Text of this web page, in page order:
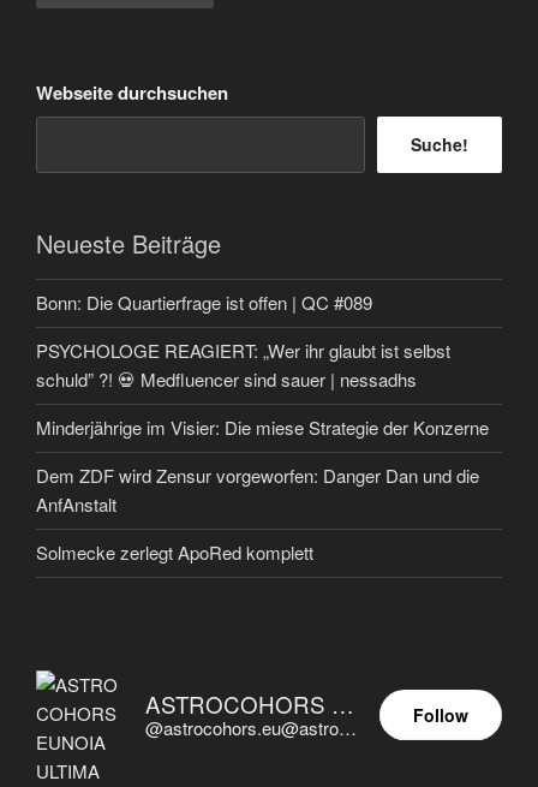
Beiträge
Webseite durchsuchen
Suche!
Neueste Beiträge
Bonn: Die Quartierfrage ist offen | QC #089
PSYCHOLOGE REAGIERT: „Wer ihr glaubt ist selbst
schuld” ?! 💀 Medfluencer sind sauer | nessadhs
Minderjährige im Visier: Die miese Strategie der Konzerne
Dem ZDF wird Zensur vorgeworfen: Danger Dan und die
AnfAnstalt
Solmecke zerlegt ApoRed komplett
ASTROCOHORS EUNOIA ULTIMA
@astrocohors.eu@astrocohors.eu
Follow